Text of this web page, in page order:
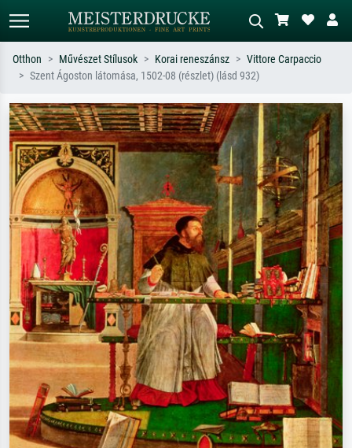
Keressen művész, műcím vagy stílus
szerint – pl. Monet, Csillagos éj,
impresszionizmus, Hokusai-hullám,
akt.
Írja le a jelenetet – pl. zöld rét, sok
piros absztrakt, sötét olajkép, álló akt
egy fa mellett.
Otthon Művészet Stílusok Korai reneszánsz
Vittore Carpaccio
Szent Ágoston látomása, 1502-08 (részlet) (lásd 932)